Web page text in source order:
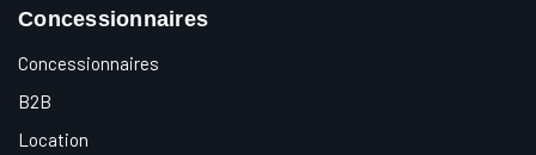
Concessionnaires
Concessionnaires
B2B
Location